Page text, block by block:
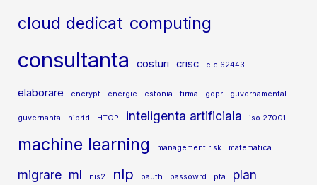
cloud dedicat computing
consultanta costuri crisc eic 62443
elaborare encrypt energie estonia firma gdpr guvernamental
guvernanta hibrid HTOP inteligenta artificiala iso 27001
machine learning management risk matematica
migrare ml nis2 nlp oauth passowrd pfa plan